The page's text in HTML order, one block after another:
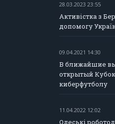
28.03.2023 23:55
Активістка з
допомогу
09.04.2021 14:30
В ближайшие
открытый
киберфутболу
11.04.2022 12:02